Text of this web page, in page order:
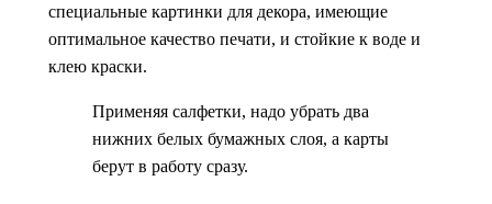
специальные картинки для декора, имеющие
оптимальное качество печати, и стойкие к воде и
клею краски.
Применяя салфетки, надо убрать два
нижних белых бумажных слоя, а карты
берут в работу сразу.